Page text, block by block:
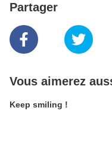
Partager
Vous aimerez
Keep smiling !